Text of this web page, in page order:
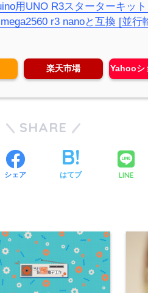
用UNO R3スターターキッ
r3 nanoと互換 [並行
楽天市場 Yahooシ
SHARE
シェア はてブ LINE